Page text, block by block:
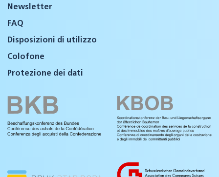
Newsletter
FAQ
Disposizioni di utilizzo
Colofone
Protezione dei dati